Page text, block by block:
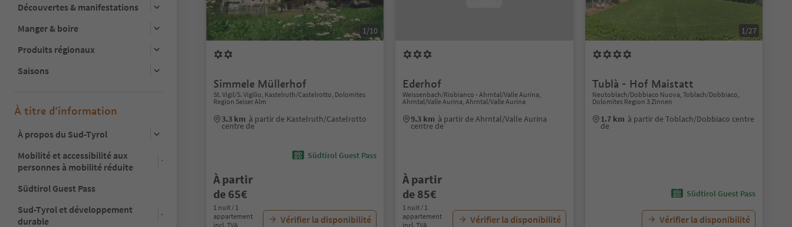
Découvertes & manifestations
Manger & boire
Produits régionaux
Saisons
À titre d’information
À propos du Sud-Tyrol
Mobilité et accessibilité aux
personnes à mobilité réduite
Südtirol Guest Pass
Sud-Tyrol et développement
durable
1/10
Simmele Müllerhof
St. Vigil/S. Vigilio, Kastelruth/Castelrotto, Dolomites
Region Seiser Alm
3.3 km à partir de Kastelruth/Castelrotto
centre de
Südtirol Guest Pass
À partir
de 65€
1 nuit / 1
appartement
incl. TVA
Vérifier la disponibilité
Ederhof
Weissenbach/Riobianco - Ahrntal/Valle Aurina,
Ahrntal/Valle Aurina, Ahrntal/Valle Aurina
9.3 km à partir de Ahrntal/Valle Aurina
centre de
À partir
de 85€
1 nuit / 1
appartement
incl. TVA
Vérifier la disponibilité
1/27
Tublà - Hof Maistatt
Neutoblach/Dobbiaco Nuova, Toblach/Dobbiaco,
Dolomites Region 3 Zinnen
1.7 km à partir de Toblach/Dobbiaco centre
de
Südtirol Guest Pass
Vérifier la disponibilité